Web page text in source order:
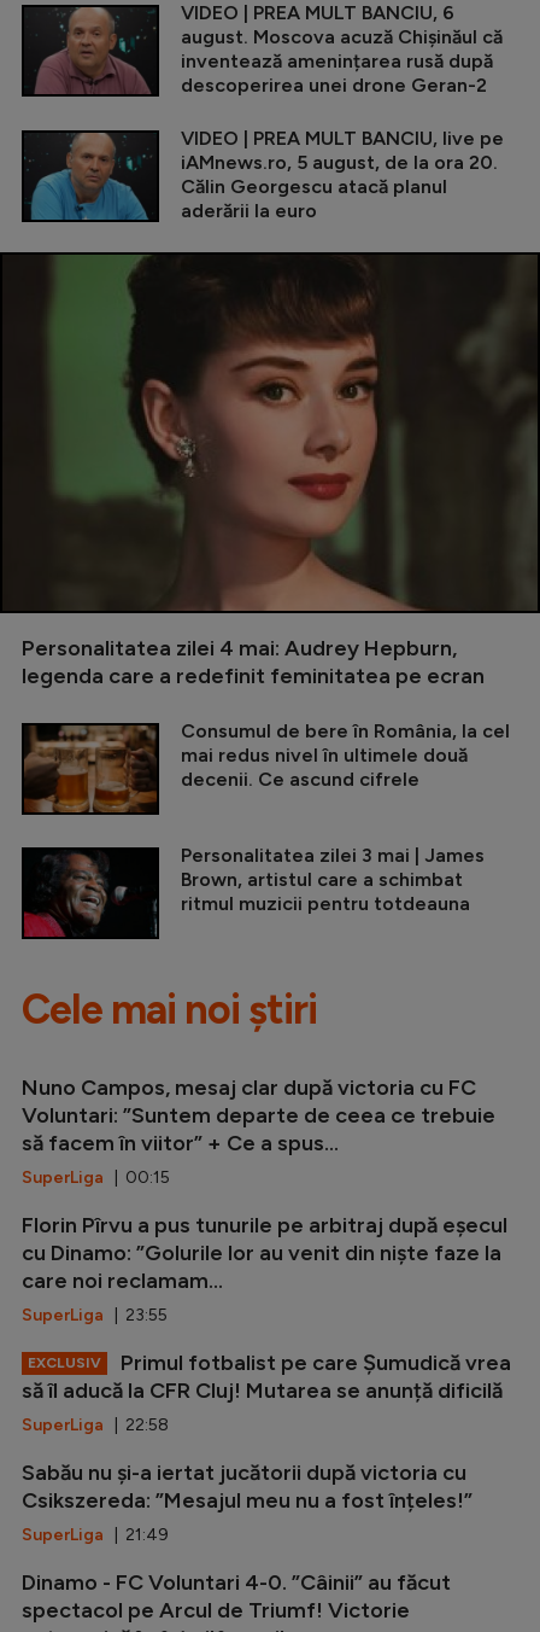
VIDEO | PREA MULT BANCIU, 6
august. Moscova acuză Chișinăul că
inventează amenințarea rusă după
descoperirea unei drone Geran-2
VIDEO | PREA MULT BANCIU, live pe
iAMnews.ro, 5 august, de la ora 20.
Călin Georgescu atacă planul
aderării la euro
Personalitatea zilei 4 mai: Audrey Hepburn,
legenda care a redefinit feminitatea pe ecran
Consumul de bere în România, la cel
mai redus nivel în ultimele două
decenii. Ce ascund cifrele
Personalitatea zilei 3 mai | James
Brown, artistul care a schimbat
ritmul muzicii pentru totdeauna
Cele mai noi știri
Nuno Campos, mesaj clar după victoria cu FC
Voluntari: ”Suntem departe de ceea ce trebuie
să facem în viitor” + Ce a spus...
SuperLiga | 00:15
Florin Pîrvu a pus tunurile pe arbitraj după eșecul
cu Dinamo: ”Golurile lor au venit din niște faze la
care noi reclamam...
SuperLiga | 23:55
EXCLUSIV
Primul fotbalist pe care Șumudică vrea
să îl aducă la CFR Cluj! Mutarea se anunță dificilă
SuperLiga | 22:58
Sabău nu și-a iertat jucătorii după victoria cu
Csikszereda: ”Mesajul meu nu a fost înțeles!”
SuperLiga | 21:49
Dinamo - FC Voluntari 4-0. ”Câinii” au făcut
spectacol pe Arcul de Triumf! Victorie